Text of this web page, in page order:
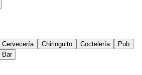
Cervecería Chiringuito Coctelería
Pub
Bar